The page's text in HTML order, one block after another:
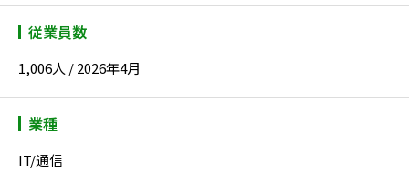
従業員数
1,006人 / 2026年4月
業種
IT/通信